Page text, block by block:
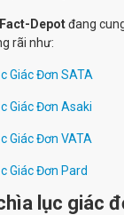
Depotđang
rãi như:
Giác Đơn SATA
Giác Đơn Asaki
Giác Đơn VATA
Giác Đơn Pard
lục giác